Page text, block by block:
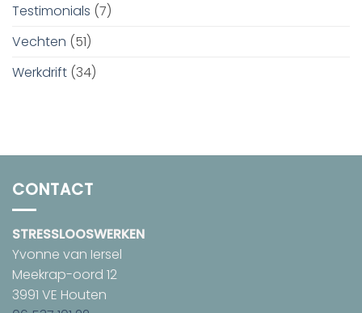
Testimonials (7)
Vechten (51)
Werkdrift (34)
CONTACT
STRESSLOOSWERKEN
Yvonne van Iersel
Meekrap-oord 12
3991 VE Houten